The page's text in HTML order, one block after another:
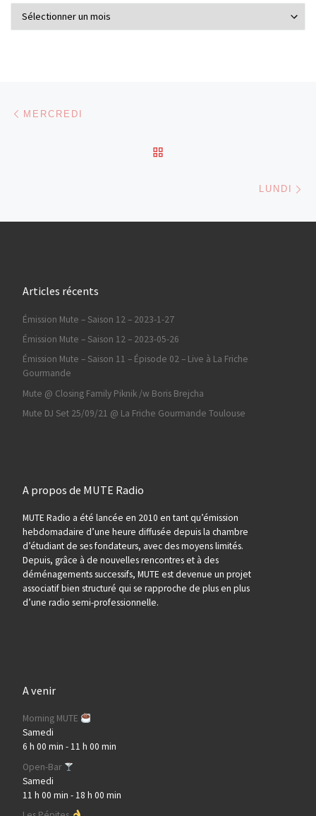
Parcourir les articles
MERCREDI
LUNDI
Articles récents
Émission Mute – Saison 12 – 2023-1-27
Émission Mute – Saison 12 – 2023-05-26
Émission Mute – Saison 11 – Épisode 02 – Live à La Friche
Gourmande
Mute @ Closing Family Piknik /w Boris Brejcha
Mute DJ Set 25/09/21 @ La Friche Gourmande Toulouse
A propos de MUTE Radio
MUTE Radio a été lancée en 2010 en tant qu’émission
hebdomadaire d’une heure diffusée depuis la chambre
d’étudiant de ses fondateurs, avec des moyens limités.
Depuis, grâce à de nouvelles rencontres et à des
déménagements successifs, MUTE est devenue un projet
associatif bien structuré qui se rapproche de plus en plus
d’une radio semi-professionnelle.
A venir
Morning MUTE
Samedi
6 h 00 min -11 h 00 min
Open-Bar
Samedi
11 h 00 min -18 h 00 min